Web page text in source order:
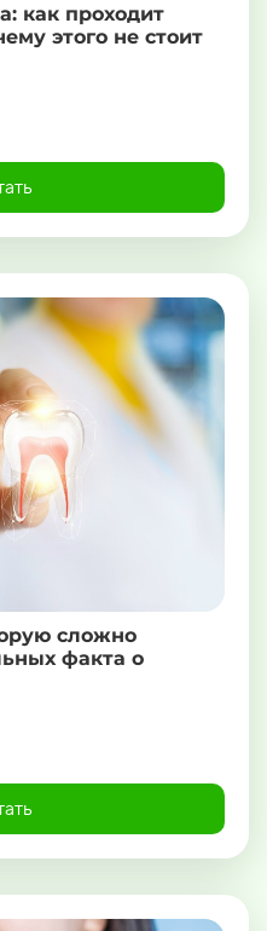
как проходит
этого не стоит
сложно
факта о